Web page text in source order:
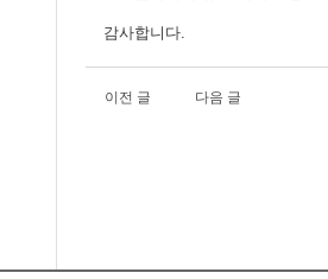
감사합니다.
이전 글 다음 글